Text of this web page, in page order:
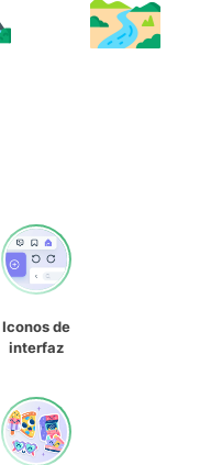
Iconos de
interfaz